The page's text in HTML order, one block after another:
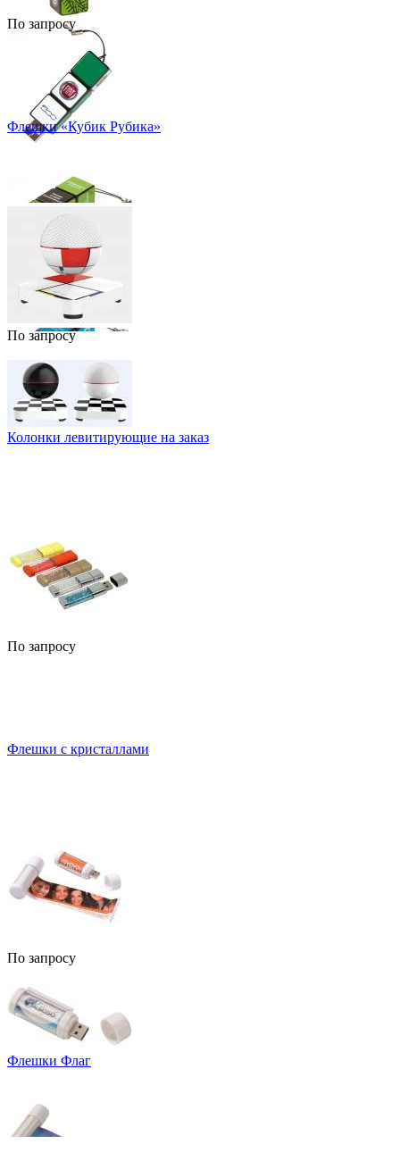
По запросу
Флешки «Кубик Рубика»
По запросу
Колонки левитирующие на заказ
По запросу
Флешки с кристаллами
По запросу
Флешки Флаг